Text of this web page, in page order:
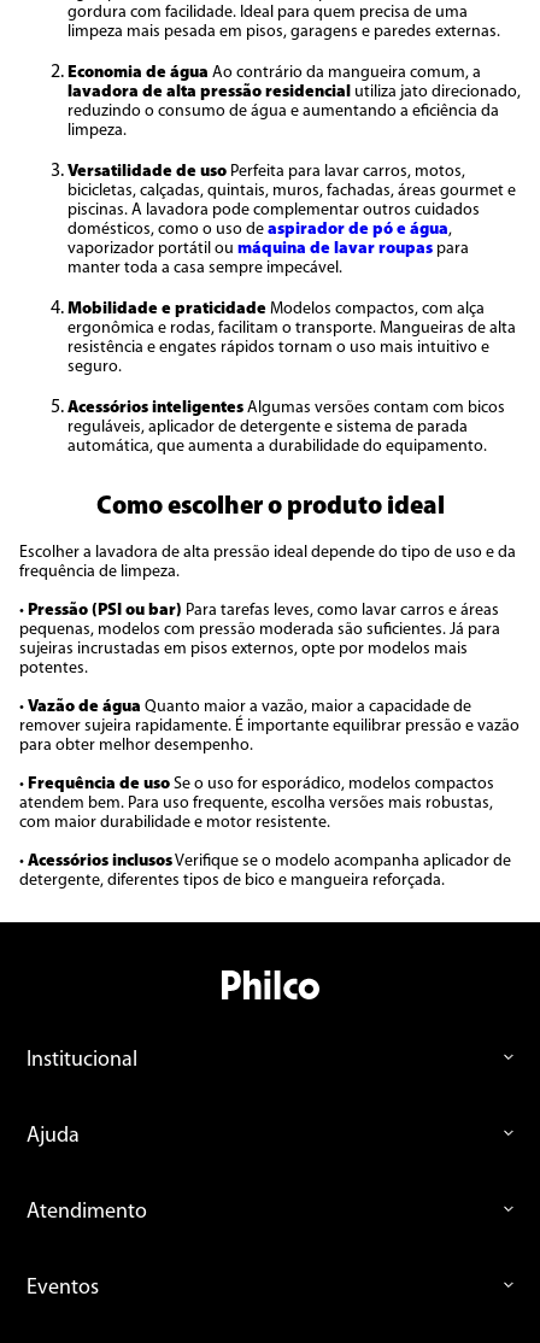
gordura com facilidade. Ideal para quem precisa de uma
limpeza mais pesada em pisos, garagens e paredes externas.
Economia de água Ao contrário da mangueira comum, a
lavadora de alta pressão residencial utiliza jato direcionado,
reduzindo o consumo de água e aumentando a eficiência da
limpeza.
Versatilidade de uso Perfeita para lavar carros, motos,
bicicletas, calçadas, quintais, muros, fachadas, áreas gourmet e
piscinas. A lavadora pode complementar outros cuidados
domésticos, como o uso de aspirador de pó e água,
vaporizador portátil ou máquina de lavar roupas para
manter toda a casa sempre impecável.
Mobilidade e praticidade Modelos compactos, com alça
ergonômica e rodas, facilitam o transporte. Mangueiras de alta
resistência e engates rápidos tornam o uso mais intuitivo e
seguro.
Acessórios inteligentes Algumas versões contam com bicos
reguláveis, aplicador de detergente e sistema de parada
automática, que aumenta a durabilidade do equipamento.
Como escolher o produto ideal
Escolher a lavadora de alta pressão ideal depende do tipo de uso e da
frequência de limpeza.
• Pressão (PSI ou bar) Para tarefas leves, como lavar carros e áreas
pequenas, modelos com pressão moderada são suficientes. Já para
sujeiras incrustadas em pisos externos, opte por modelos mais
potentes.
• Vazão de água Quanto maior a vazão, maior a capacidade de
remover sujeira rapidamente. É importante equilibrar pressão e vazão
para obter melhor desempenho.
• Frequência de uso Se o uso for esporádico, modelos compactos
atendem bem. Para uso frequente, escolha versões mais robustas,
com maior durabilidade e motor resistente.
• Acessórios inclusosVerifique se o modelo acompanha aplicador de
detergente, diferentes tipos de bico e mangueira reforçada.
Institucional
Ajuda
Atendimento
Eventos